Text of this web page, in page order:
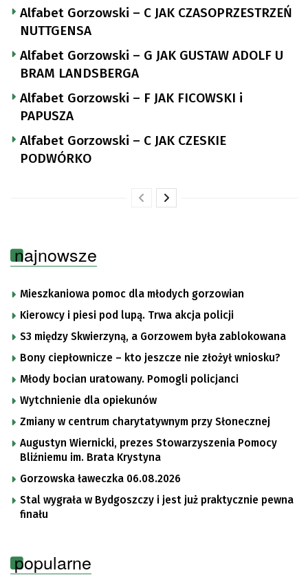
Alfabet Gorzowski – C JAK CZASOPRZESTRZEŃ
NUTTGENSA
Alfabet Gorzowski – G JAK GUSTAW ADOLF U
BRAM LANDSBERGA
Alfabet Gorzowski – F JAK FICOWSKI i
PAPUSZA
Alfabet Gorzowski – C JAK CZESKIE
PODWÓRKO
najnowsze
Mieszkaniowa pomoc dla młodych gorzowian
Kierowcy i piesi pod lupą. Trwa akcja policji
S3 między Skwierzyną, a Gorzowem była zablokowana
Bony ciepłownicze – kto jeszcze nie złożył wniosku?
Młody bocian uratowany. Pomogli policjanci
Wytchnienie dla opiekunów
Zmiany w centrum charytatywnym przy Słonecznej
Augustyn Wiernicki, prezes Stowarzyszenia Pomocy
Bliźniemu im. Brata Krystyna
Gorzowska ławeczka 06.08.2026
Stal wygrała w Bydgoszczy i jest już praktycznie pewna
finału
popularne